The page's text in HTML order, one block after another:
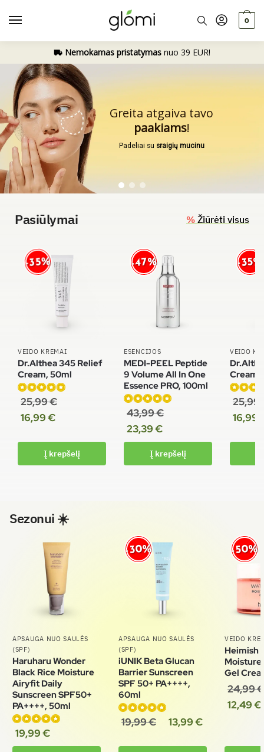
0
Nemokamas pristatymas nuo 39 EUR!
Greita atgaiva tavo
paakiams!
Padeliai su sraigių mucinu
% Žiūrėti visus
Pasiūlymai
-35%
VEIDO KREMAI
Dr.Althea 345 Relief
Cream, 50ml
Įvertinimas:
5.00iš 5
25,99€
16,99€
Į krepšelį
-47%
ESENCIJOS
MEDI-PEEL Peptide
9 Volume All In One
Essence PRO, 100ml
Įvertinimas:
4.94 iš 5
43,99€
23,39€
Į krepšelį
-35%
VEIDO
Cream,
5.00iš 5
25,99
16,99
Sezonui ☀️️️
APSAUGA NUO SAULĖS
(SPF)
Haruharu Wonder
Black Rice Moisture
Airyfit Daily
Sunscreen SPF50+
PA++++, 50ml
Įvertinimas:
5.00iš 5
19,99€
-30%
APSAUGA NUO SAULĖS
(SPF)
iUNIK Beta Glucan
Barrier Sunscreen
SPF 50+ PA++++,
60ml
Įvertinimas:
19,99€ 13,99€
-50%
VEIDO
Heimish
Moisture
Gel
24,99€
12,49€